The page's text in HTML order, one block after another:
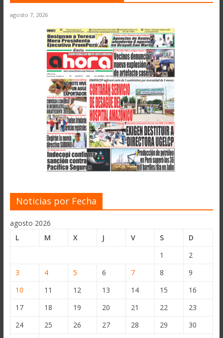
agosto 7, 2026
Noticias por Fecha
agosto 2026
L
M X J V S
D
1
2
3
4 5 6 7 8
9
10
11 12 13 14 15
16
17
18 19 20 21 22
23
24
25 26 27 28 29
30